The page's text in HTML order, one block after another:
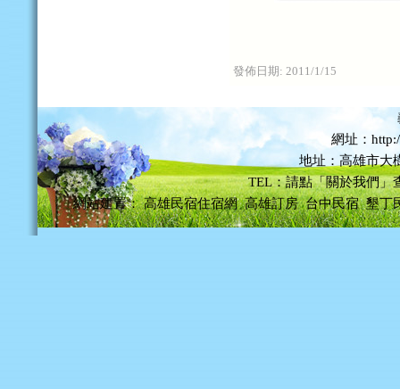
發佈日期: 2011/1/15
網址：
地址：高雄市大
TEL：請點「關於我們」
網站建置： 高雄民宿住宿網 高雄訂房 台中民宿 墾丁